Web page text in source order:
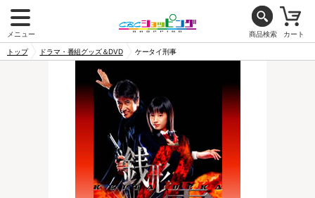
メニュー 商品検索 カート
トップ ドラマ・番組グッズ＆DVD ケータイ刑事